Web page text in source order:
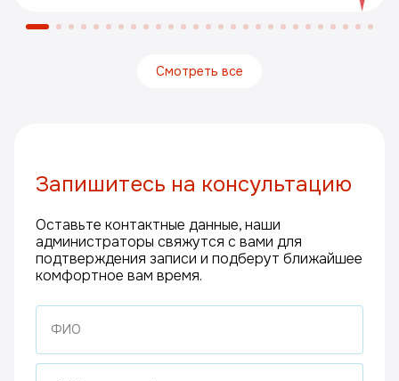
Смотреть все
Запишитесь на консультацию
Оставьте контактные данные, наши
администраторы свяжутся с вами для
подтверждения записи и подберут ближайшее
комфортное вам время.